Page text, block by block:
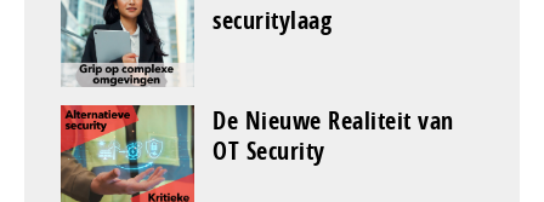
securitylaag
De Nieuwe Realiteit van
OT Security